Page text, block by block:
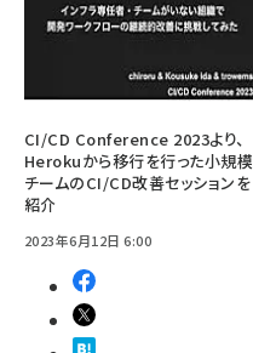
CI/CD Conference 2023より、
Herokuから移行を行った小規模
チームのCI/CD改善セッションを
紹介
2023年6月12日 6:00